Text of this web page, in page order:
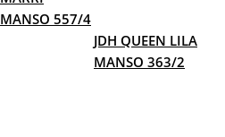
MANSO 557/4
JDH QUEEN LILA
MANSO 363/2